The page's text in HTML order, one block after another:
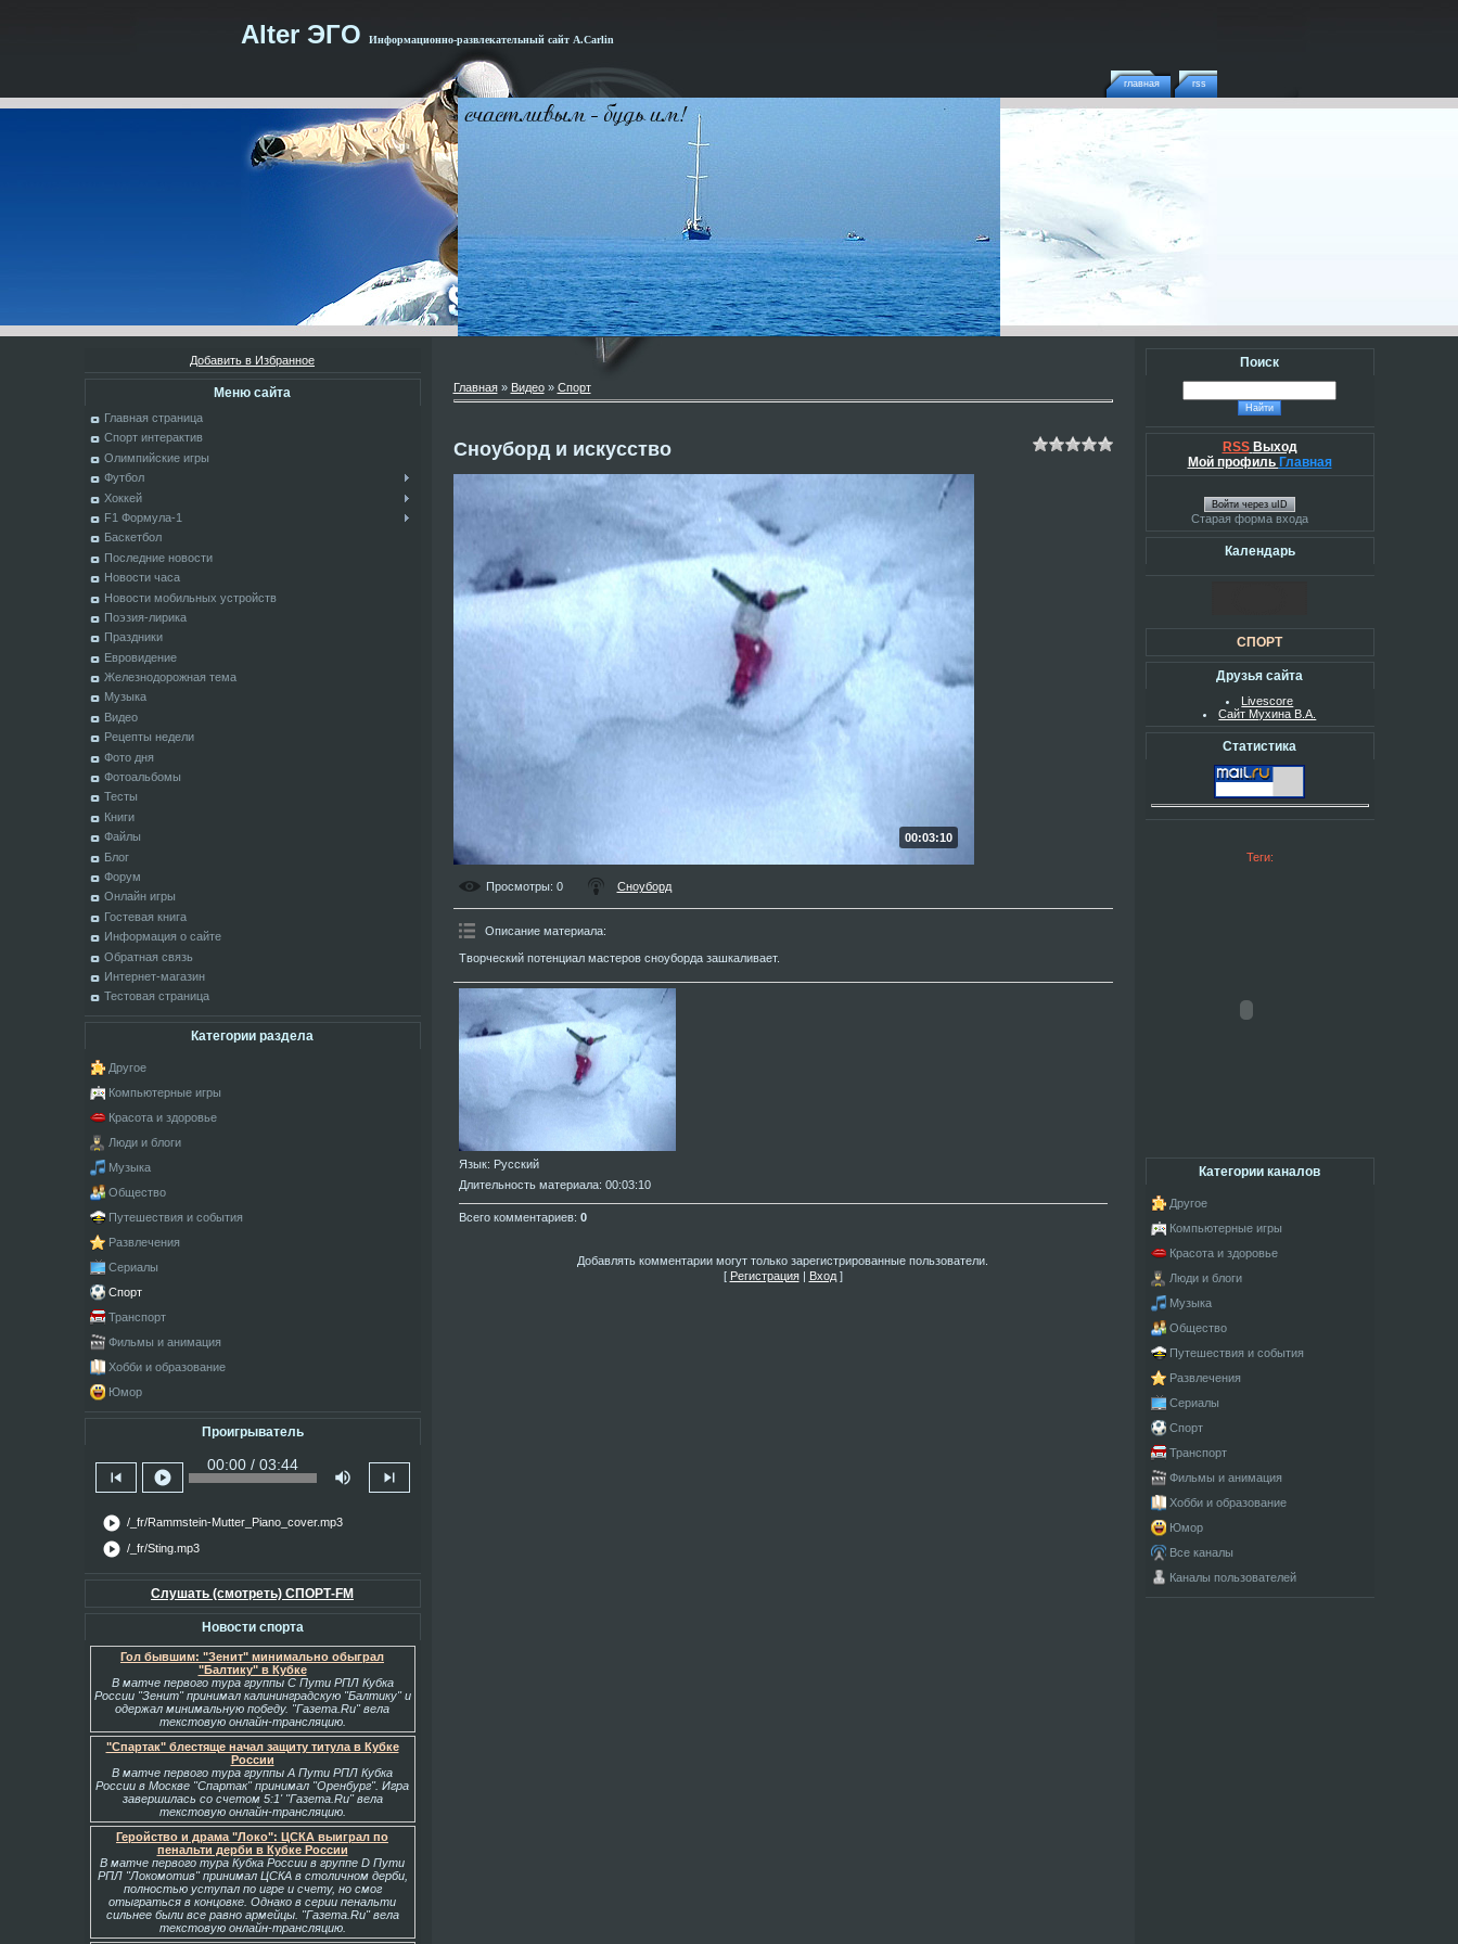
Alter ЭГО Информационно-развлекательный сайт А.Carlin
rss
главная
Добавить в Избранное
Меню сайта
Главная страница
Спорт интерактив
Олимпийские игры
Футбол
Хоккей
F1 Формула-1
Баскетбол
Последние новости
Новости часа
Новости мобильных устройств
Поэзия-лирика
Праздники
Евровидение
Железнодорожная тема
Музыка
Видео
Рецепты недели
Фото дня
Фотоальбомы
Тесты
Книги
Файлы
Блог
Форум
Онлайн игры
Гостевая книга
Информация о сайте
Обратная связь
Интернет-магазин
Тестовая страница
Категории раздела
Другое
Компьютерные игры
Красота и здоровье
Люди и блоги
Музыка
Общество
Путешествия и события
Развлечения
Сериалы
Спорт
Транспорт
Фильмы и анимация
Хобби и образование
Юмор
Проигрыватель
skip_previous play_circle
00:00 / 03:44
volume_up skip_next
play_circle /_fr/Rammstein-Mutter_Piano_cover.mp3
play_circle /_fr/Sting.mp3
Слушать (смотреть) СПОРТ-FM
Новости спорта
Гол бывшим: "Зенит" минимально обыграл
"Балтику" в Кубке
В матче первого тура группы С Пути РПЛ Кубка
России "Зенит" принимал калининградскую "Балтику" и
одержал минимальную победу. "Газета.Ru" вела
текстовую онлайн-трансляцию.
"Спартак" блестяще начал защиту титула в Кубке
России
В матче первого тура группы А Пути РПЛ Кубка
России в Москве "Спартак" принимал "Оренбург". Игра
завершилась со счетом 5:1' "Газета.Ru" вела
текстовую онлайн-трансляцию.
Геройство и драма "Локо": ЦСКА выиграл по
пенальти дерби в Кубке России
В матче первого тура Кубка России в группе D Пути
РПЛ "Локомотив" принимал ЦСКА в столичном дерби,
полностью уступал по игре и счету, но смог
отыграться в концовке. Однако в серии пенальти
сильнее были все равно армейцы. "Газета.Ru" вела
текстовую онлайн-трансляцию.
Главная» Видео» Спорт
Сноуборд и искусство
00:03:10
Просмотры: 0 Сноуборд
Описание материала:
Творческий потенциал мастеров сноуборда зашкаливает.
Язык: Русский
Длительность материала: 00:03:10
Всего комментариев: 0
Добавлять комментарии могут только зарегистрированные пользователи.
[ Регистрация| Вход]
Поиск
RSS Выход
Мой профиль Главная
Войти через uID
Старая форма входа
Календарь
СПОРТ
Друзья сайта
Livescore
Сайт Мухина В.А.
Статистика
Теги:
Категории каналов
Другое
Компьютерные игры
Красота и здоровье
Люди и блоги
Музыка
Общество
Путешествия и события
Развлечения
Сериалы
Спорт
Транспорт
Фильмы и анимация
Хобби и образование
Юмор
Все каналы
Каналы пользователей